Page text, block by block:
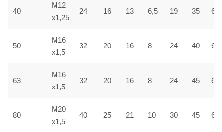
40
M12
x1,25
24 16 13 6,5 19 35 6,5
50
M16
x1,5
32 20 16 8 24 40 6,5
63
M16
x1,5
32 20 16 8 24 45 6,5
80
M20
x1,5
40 25 21 10 30 45 6,5